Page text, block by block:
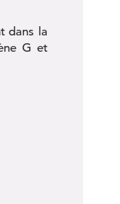
dans la
G et